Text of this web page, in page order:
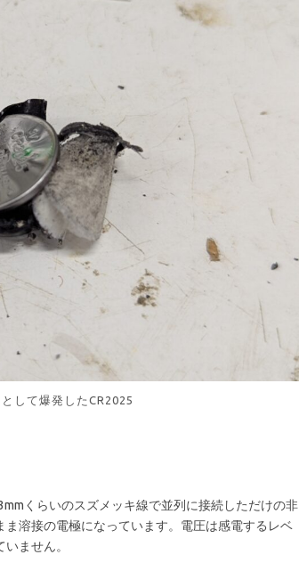
して爆発したCR2025
くらいのスズメッキ線で並列に接続しただけの非
溶接の電極になっています。電圧は感電するレベ
ません。